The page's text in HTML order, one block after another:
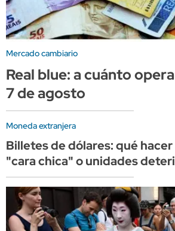
Mercado cambiario
Real blue: a cuánto
7 de agosto
Moneda extranjera
Billetes de dólares: qué
"cara chica" o unidades